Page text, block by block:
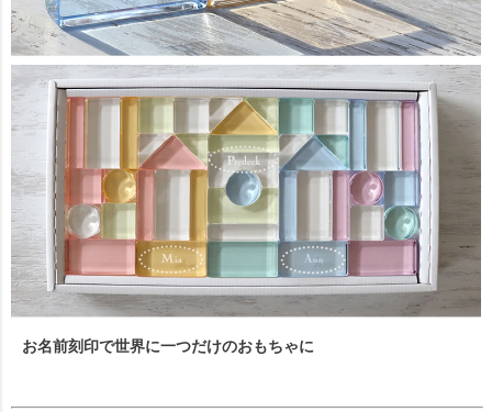
お名前刻印で世界に一つだけのおもちゃに